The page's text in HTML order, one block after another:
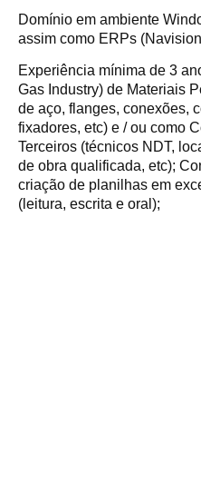
Domínio em ambiente
assim como ERPs
Experiência mínima de 3
Gas Industry) de Materiais
de aço, flanges, conexões,
fixadores, etc) e / ou como
Terceiros (técnicos NDT,
de obra qualificada, etc);
criação de planilhas em
(leitura, escrita e oral);